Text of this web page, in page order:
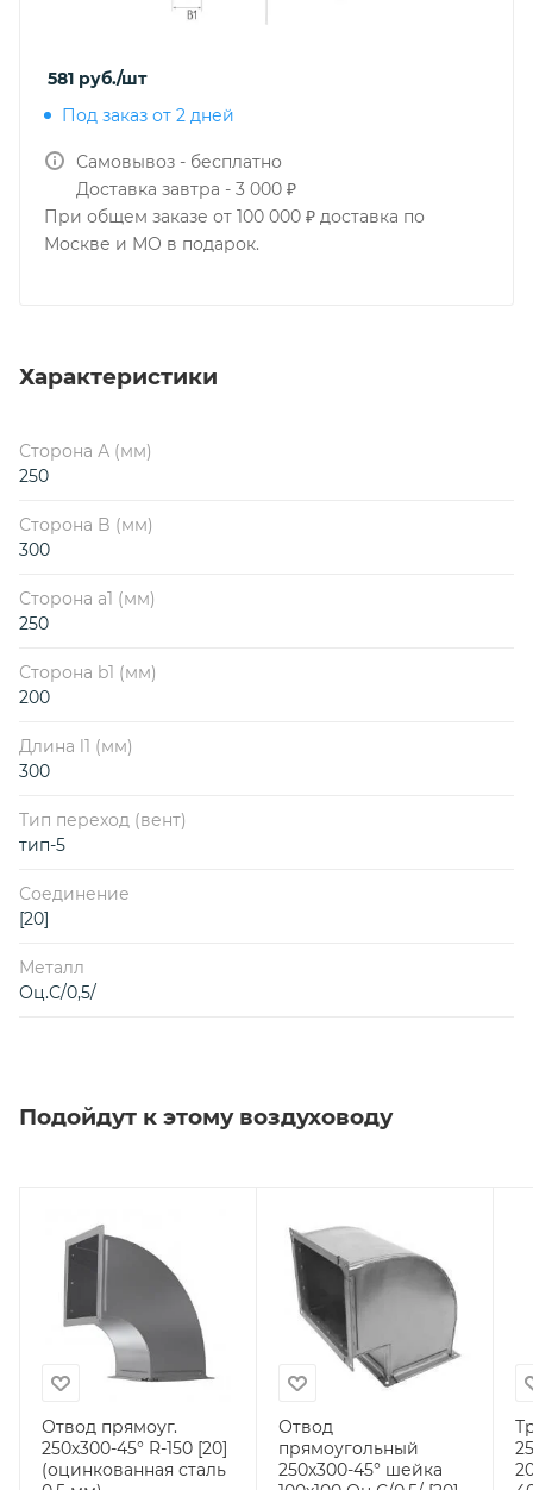
581 руб./шт
Под заказ от 2 дней
Самовывоз - бесплатно
Доставка завтра - 3 000 ₽
При общем заказе от 100 000 ₽ доставка по
Москве и МО в подарок.
Характеристики
Сторона А (мм)
250
Сторона B (мм)
300
Сторона a1 (мм)
250
Сторона b1 (мм)
200
Длина l1 (мм)
300
Тип переход (вент)
тип-5
Соединение
[20]
Металл
Оц.С/0,5/
Подойдут к этому воздуховоду
Отвод прямоуг.
250х300-45° R-150 [20]
(оцинкованная сталь
Отвод
прямоугольный
250х300-45° шейка